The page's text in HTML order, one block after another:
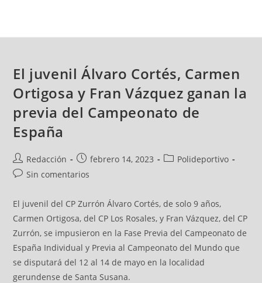
El juvenil Álvaro Cortés, Carmen
Ortigosa y Fran Vázquez ganan la
previa del Campeonato de
España
Redacción febrero 14, 2023
Polideportivo
Sin comentarios
El juvenil del CP Zurrón Álvaro Cortés, de solo 9 años,
Carmen Ortigosa, del CP Los Rosales, y Fran Vázquez, del CP
Zurrón, se impusieron en la Fase Previa del Campeonato de
España Individual y Previa al Campeonato del Mundo que
se disputará del 12 al 14 de mayo en la localidad
gerundense de Santa Susana.